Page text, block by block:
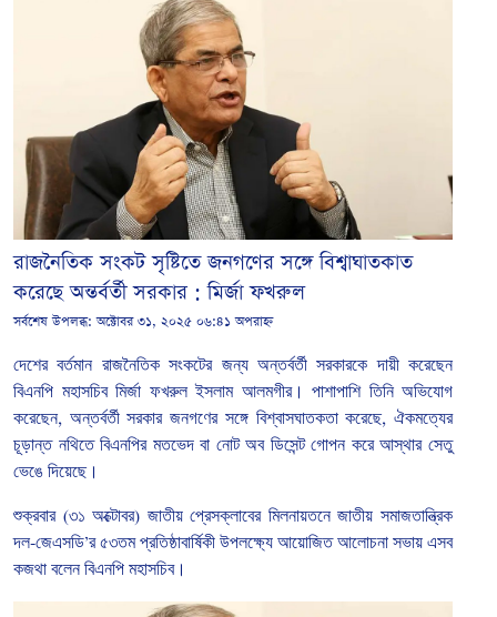
রাজনৈতিক সংকট সৃষ্টিতে জনগণের সঙ্গে বিশ্বাঘাতকাত
করেছে অন্তর্বর্তী সরকার : মির্জা ফখরুল
সর্বশেষ উপলব্ধ:অক্টোবর ৩১, ২০২৫ ০৬:৪১ অপরাহ্ন
দেশের বর্তমান রাজনৈতিক সংকটের জন্য অন্তর্বর্তী সরকারকে দায়ী করেছেন
বিএনপি মহাসচিব মির্জা ফখরুল ইসলাম আলমগীর। পাশাপাশি তিনি অভিযোগ
করেছেন, অন্তর্বর্তী সরকার জনগণের সঙ্গে বিশ্বাসঘাতকতা করেছে,ঐকমত্যের
চূড়ান্ত নথিতে বিএনপির মতভেদ বা নোট অব ডিসেন্ট গোপন করে আস্থার সেতু
ভেঙে দিয়েছে।
শুক্রবার(৩১ অক্টোবর) জাতীয় প্রেসক্লাবের মিলনায়তনে জাতীয় সমাজতান্ত্রিক
দল-জেএসডি’র ৫৩তম প্রতিষ্ঠাবার্ষিকী উপলক্ষ্যে আয়োজিত আলোচনা সভায় এসব
কজথা বলেন বিএনপি মহাসচিব।